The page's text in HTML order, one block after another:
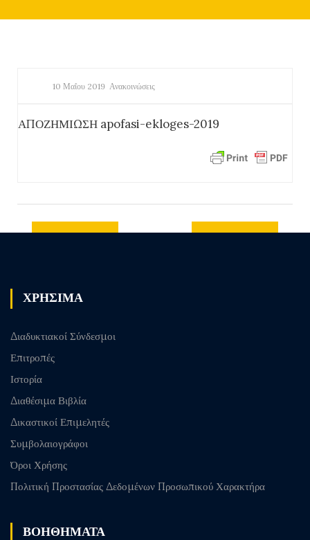
10 Μαΐου 2019 Ανακοινώσεις
ΑΠΟΖΗΜΙΩΣΗ apofasi-ekloges-2019
ΧΡΗΣΙΜΑ
Διαδυκτιακοί Σύνδεσμοι
Επιτροπές
Ιστορία
Διαθέσιμα Βιβλία
Δικαστικοί Επιμελητές
Συμβολαιογράφοι
Όροι Χρήσης
Πολιτική Προστασίας Δεδομένων Προσωπικού Χαρακτήρα
ΒΟΗΘΗΜΑΤΑ